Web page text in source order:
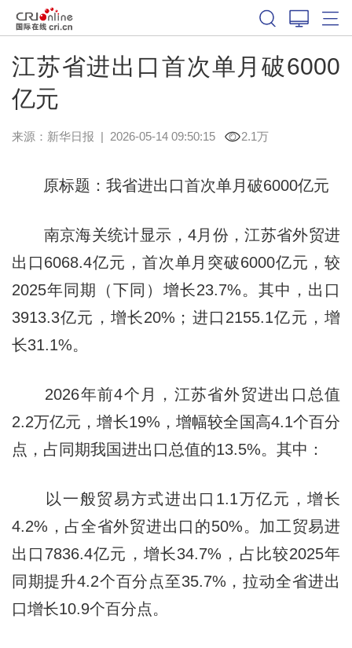
江苏省进出口首次单月破6000
亿元
来源： 新华日报 | 2026-05-14 09:50:15 2.1万
原标题：我省进出口首次单月破6000亿元
南京海关统计显示，4月份，江苏省外贸进
出口6068.4亿元，首次单月突破6000亿元，较
2025年同期（下同）增长23.7%。其中，出口
3913.3亿元，增长20%；进口2155.1亿元，增
长31.1%。
2026年前4个月，江苏省外贸进出口总值
2.2万亿元，增长19%，增幅较全国高4.1个百分
点，占同期我国进出口总值的13.5%。其中：
以一般贸易方式进出口1.1万亿元，增长
4.2%，占全省外贸进出口的50%。加工贸易进
出口7836.4亿元，增长34.7%，占比较2025年
同期提升4.2个百分点至35.7%，拉动全省进出
口增长10.9个百分点。